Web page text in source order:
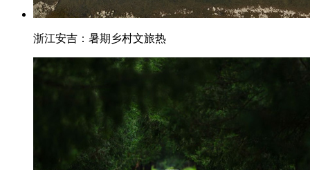
浙江安吉：暑期乡村文旅热